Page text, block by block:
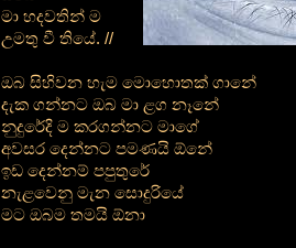
මා හදවතින් ම
උමතු වී තියේ. //
ඔබ සිහිවන හැම මොහොතක් ගානේ
දැක ගන්නට ඔබ මා ළග නෑනේ
නුදුරේදි ම කරගන්නට මාගේ
අවසර දෙන්නට පමණයි ඕනේ
ඉඩ දෙන්නම් පපුතුරේ
නැළවෙනු මැන සොදුරියේ
මට ඔබම තමයි ඕනා